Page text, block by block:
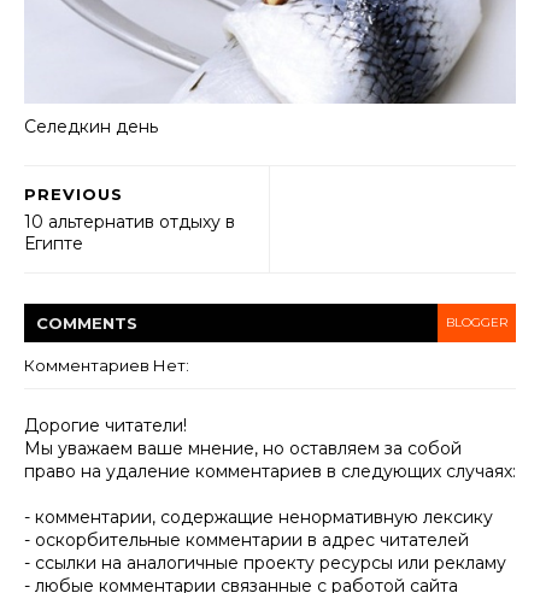
Селедкин день
PREVIOUS
10 альтернатив отдыху в
Египте
COMMENTS BLOGGER
Комментариев Нет:
Дорогие читатели!
Мы уважаем ваше мнение, но оставляем за собой
право на удаление комментариев в следующих случаях:
- комментарии, содержащие ненормативную лексику
- оскорбительные комментарии в адрес читателей
- ссылки на аналогичные проекту ресурсы или рекламу
- любые комментарии связанные с работой сайта